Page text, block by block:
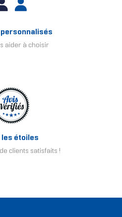
aider à choisir
les étoiles
clients satisfaits !